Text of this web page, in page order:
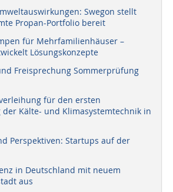
Swegon stellt
Propan-Portfolio bereit
für Mehrfamilienhäuser –
Lösungskonzepte
Freisprechung Sommerprüfung
für den ersten
Kälte- und Klimasystemtechnik in
Perspektiven: Startups auf der
in Deutschland mit neuem
aus